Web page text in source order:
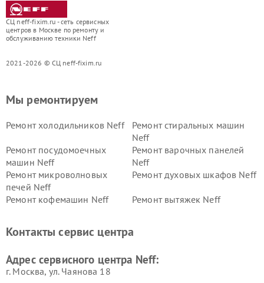
СЦ neff-fixim.ru - сеть сервисных
центров в Москве по ремонту и
обслуживанию техники Neff
2021-2026 © СЦ neff-fixim.ru
Мы ремонтируем
Ремонт холодильников Neff
Ремонт стиральных машин
Neff
Ремонт посудомоечных
машин Neff
Ремонт варочных панелей
Neff
Ремонт микроволновых
печей Neff
Ремонт духовых шкафов Neff
Ремонт кофемашин Neff Ремонт вытяжек Neff
Контакты сервис центра
Адрес сервисного центра Neff:
г. Москва, ул. Чаянова 18